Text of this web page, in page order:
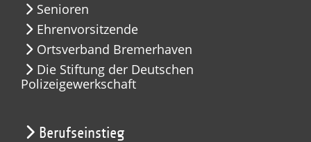
Senioren
Ehrenvorsitzende
Ortsverband Bremerhaven
Die Stiftung der Deutschen
Polizeigewerkschaft
Berufseinstieg